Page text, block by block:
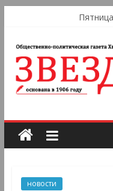
новости